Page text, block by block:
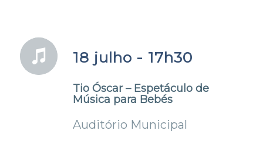
18 julho - 17h30
Tio Óscar – Espetáculo de
Música para Bebés
Auditório Municipal